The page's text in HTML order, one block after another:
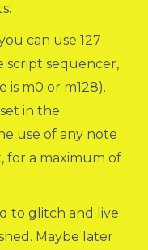
can use 127
script sequencer,
is m0 or m128).
in the
use of any note
for a maximum of
to glitch and live
Maybe later